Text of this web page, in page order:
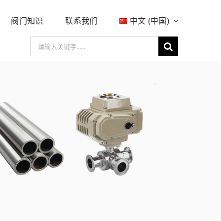
阀门知识 联系我们 中文 (中国)
搜
索：